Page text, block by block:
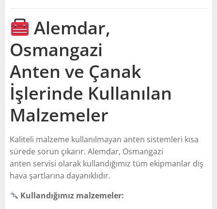
Alemdar,
Osmangazi
Anten ve Çanak
İşlerinde Kullanılan
Malzemeler
Kaliteli malzeme kullanılmayan anten sistemleri kısa
sürede sorun çıkarır. Alemdar, Osmangazi
anten servisi olarak kullandığımız tüm ekipmanlar dış
hava şartlarına dayanıklıdır.
Kullandığımız malzemeler: